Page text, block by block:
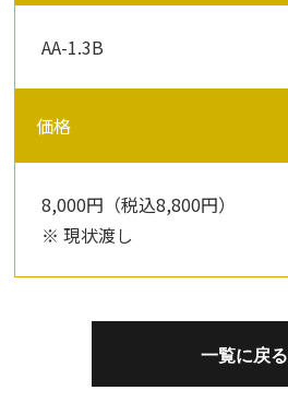
AA-1.3B
価格
8,000円（税込8,800円）
※ 現状渡し
一覧に戻る